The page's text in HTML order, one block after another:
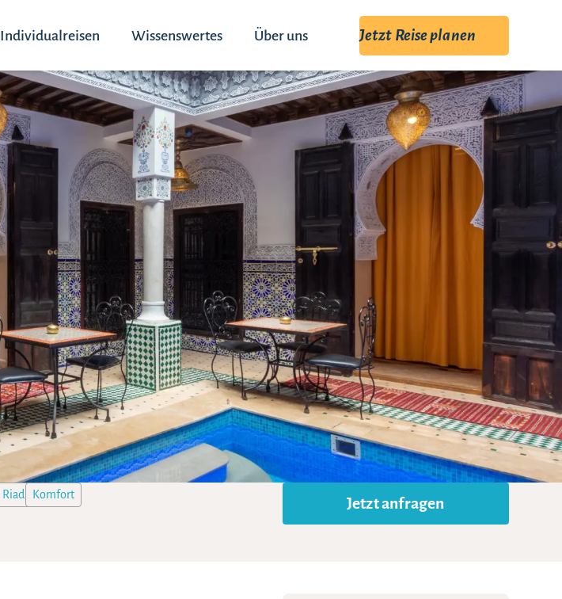
Individualreisen Wissenswertes Über uns Jetzt Reise planen
Riad Komfort
Jetzt anfragen